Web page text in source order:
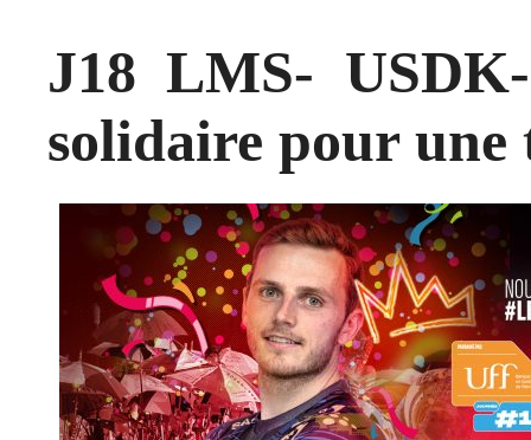
J18 LMS-
solidaire pour une